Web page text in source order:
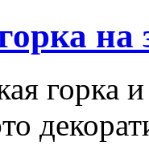
на
горка